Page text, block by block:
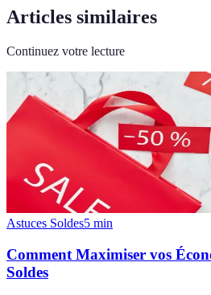
Articles similaires
Continuez votre lecture
Astuces Soldes5 min
Comment Maximiser vos
Soldes